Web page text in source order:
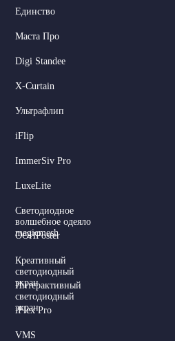
Единство
Маста Про
Digi Standee
X-Curtain
Ультрафлип
iFlip
ImmerSiv Pro
LuxeLite
Светодиодное
волшебное одеяло
magicmesh
OOHPoster
Креативный
светодиодный
экран
Интерактивный
светодиодный
экран
iFlex Pro
VMS